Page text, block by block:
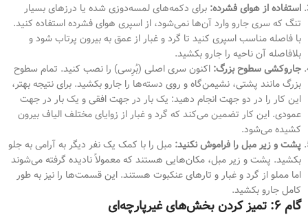
استفاده از هوای فشرده: برای دکمه‌های لمسه‌دوزی شده یا درزهای بسیار
تنگ که سری جارو وارد آن‌ها نمی‌شود، از اسپری هوای فشرده استفاده کنید.
با فاصله مناسب اسپری کنید تا گرد و غبار از عمق به بیرون پرتاب شود و
بلافاصله آن ناحیه را جارو بکشید.
جاروکشی سطوح بزرگ: اکنون سری اصلی (بُرِسی) را نصب کنید. تمام سطوح
بزرگ مانند پشتی، نشیمن‌گاه و روی دسته‌ها را جارو بکشید. برای نتیجه بهتر،
این کار را در دو جهت انجام دهید: یک بار در جهت افقی و یک بار در جهت
عمودی. این کار تضمین می‌کند که گرد و غبار از زوایای مختلف الیاف بیرون
کشیده می‌شود.
پشت و زیر مبل را فراموش نکنید: مبل را با کمک یک نفر دیگر به آرامی به جلو
بکشید. پشت و زیر مبل، مکان‌هایی هستند که معمولاً نادیده گرفته می‌شوند
اما مملو از گرد و غبار و تارهای عنکبوت هستند. این قسمت‌ها را نیز به طور
کامل جارو بکشید.
گام ۶: تمیز کردن بخش‌های غیرپارچه‌ای